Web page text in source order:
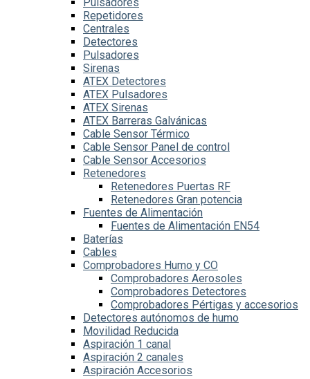
Repetidores
Centrales
Detectores
Pulsadores
Sirenas
ATEX Detectores
ATEX Pulsadores
ATEX Sirenas
ATEX Barreras Galvánicas
Cable Sensor Térmico
Cable Sensor Panel de control
Cable Sensor Accesorios
Retenedores
Retenedores Puertas RF
Retenedores Gran potencia
Fuentes de Alimentación
Fuentes de Alimentación EN54
Baterías
Cables
Comprobadores Humo y CO
Comprobadores Aerosoles
Comprobadores Detectores
Comprobadores Pértigas y accesorios
Detectores autónomos de humo
Movilidad Reducida
Aspiración 1 canal
Aspiración 2 canales
Aspiración Accesorios